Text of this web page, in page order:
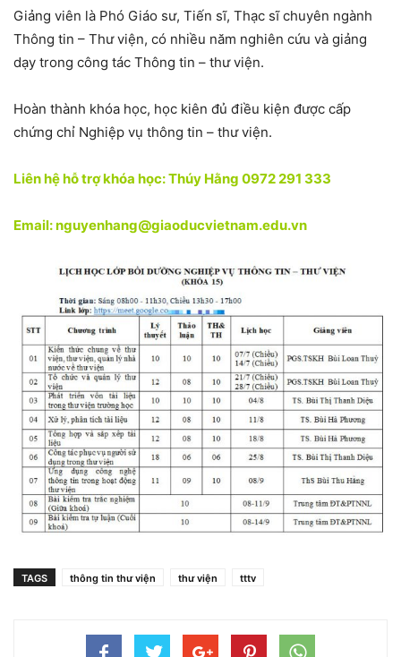
Giảng viên là Phó Giáo sư, Tiến sĩ, Thạc sĩ chuyên ngành
Thông tin – Thư viện, có nhiều năm nghiên cứu và giảng
dạy trong công tác Thông tin – thư viện.
Hoàn thành khóa học, học kiên đủ điều kiện được cấp
chứng chỉ Nghiệp vụ thông tin – thư viện.
Liên hệ hỗ trợ khóa học: Thúy Hằng 0972 291 333
Email: nguyenhang@giaoducvietnam.edu.vn
TAGS thông tin thư viện thư viện tttv